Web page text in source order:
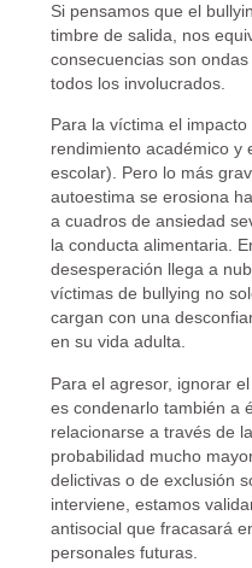
Si pensamos que el
timbre de salida, nos
consecuencias son
todos los involucrados.
Para la víctima el
rendimiento académico y
escolar). Pero lo más
autoestima se erosiona
a cuadros de ansiedad
la conducta alimentaria.
desesperación llega a
víctimas de bullying no
cargan con una
en su vida adulta.
Para el agresor, ignorar
es condenarlo también a
relacionarse a través de
probabilidad mucho
delictivas o de exclusión
interviene, estamos
antisocial que fracasará
personales futuras.